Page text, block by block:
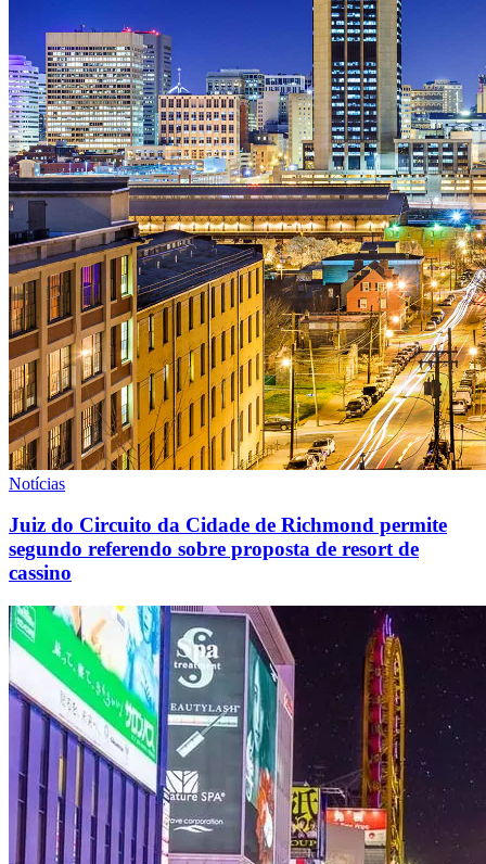
Notícias
Juiz do Circuito da Cidade de Richmond permite
segundo referendo sobre proposta de resort de
cassino